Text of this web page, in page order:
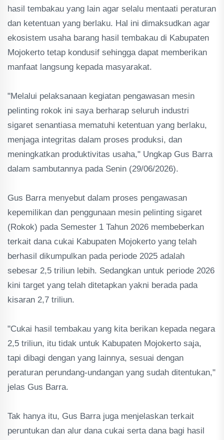
hasil tembakau yang lain agar selalu mentaati peraturan
dan ketentuan yang berlaku. Hal ini dimaksudkan agar
ekosistem usaha barang hasil tembakau di Kabupaten
Mojokerto tetap kondusif sehingga dapat memberikan
manfaat langsung kepada masyarakat.
"Melalui pelaksanaan kegiatan pengawasan mesin
pelinting rokok ini saya berharap seluruh industri
sigaret senantiasa mematuhi ketentuan yang berlaku,
menjaga integritas dalam proses produksi, dan
meningkatkan produktivitas usaha," Ungkap Gus Barra
dalam sambutannya pada Senin (29/06/2026).
Gus Barra menyebut dalam proses pengawasan
kepemilikan dan penggunaan mesin pelinting sigaret
(Rokok) pada Semester 1 Tahun 2026 membeberkan
terkait dana cukai Kabupaten Mojokerto yang telah
berhasil dikumpulkan pada periode 2025 adalah
sebesar 2,5 triliun lebih. Sedangkan untuk periode 2026
kini target yang telah ditetapkan yakni berada pada
kisaran 2,7 triliun.
"Cukai hasil tembakau yang kita berikan kepada negara
2,5 triliun, itu tidak untuk Kabupaten Mojokerto saja,
tapi dibagi dengan yang lainnya, sesuai dengan
peraturan perundang-undangan yang sudah ditentukan,"
jelas Gus Barra.
Tak hanya itu, Gus Barra juga menjelaskan terkait
peruntukan dan alur dana cukai serta dana bagi hasil